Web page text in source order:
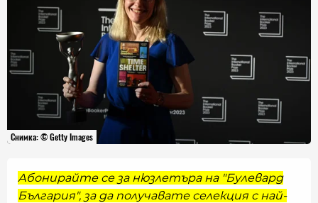
Снимка: © Getty Images
Абонирайте се за нюзлетъра на "Булевард
България", за да получавате селекция с най-